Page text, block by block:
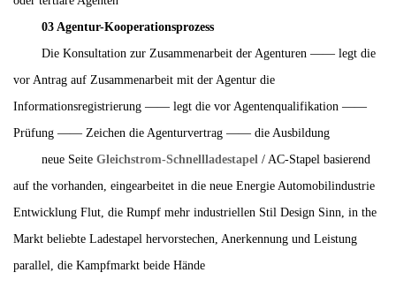
03 Agentur-Kooperationsprozess
Die Konsultation zur Zusammenarbeit der Agenturen —— legt die
vor Antrag auf Zusammenarbeit mit der Agentur die
Informationsregistrierung —— legt die vor Agentenqualifikation ——
Prüfung —— Zeichen die Agenturvertrag —— die Ausbildung
neue Seite Gleichstrom-Schnellladestapel / AC-Stapel basierend
auf the vorhanden, eingearbeitet in die neue Energie Automobilindustrie
Entwicklung Flut, die Rumpf mehr industriellen Stil Design Sinn, in the
Markt beliebte Ladestapel hervorstechen, Anerkennung und Leistung
parallel, die Kampfmarkt beide Hände